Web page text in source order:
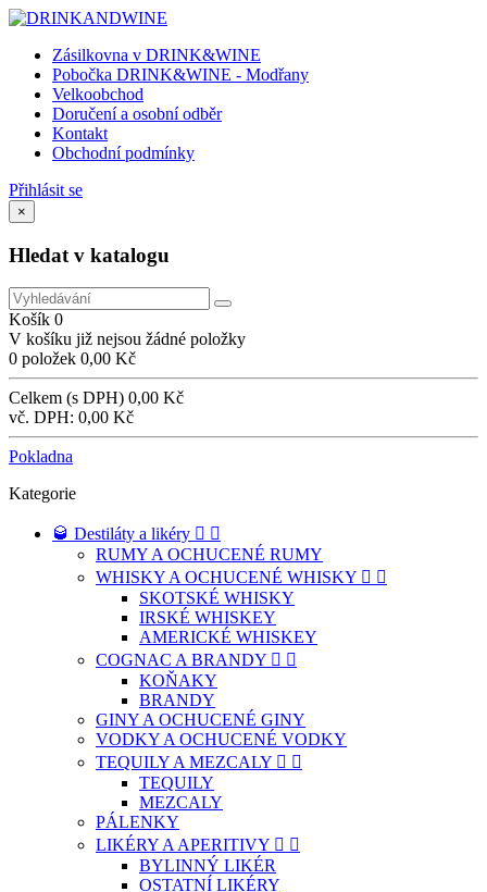
Zásilkovna v DRINK&WINE
Pobočka DRINK&WINE - Modřany
Velkoobchod
Doručení a osobní odběr
Kontakt
Obchodní podmínky
Přihlásit se
×
Hledat v katalogu
Košík 0
V košíku již nejsou žádné položky
0 položek 0,00 Kč
Celkem (s DPH) 0,00 Kč
vč. DPH: 0,00 Kč
Pokladna
Kategorie
🥃 Destiláty a likéry  
RUMY A OCHUCENÉ RUMY
WHISKY A OCHUCENÉ WHISKY  
SKOTSKÉ WHISKY
IRSKÉ WHISKEY
AMERICKÉ WHISKEY
COGNAC A BRANDY  
KOŇAKY
BRANDY
GINY A OCHUCENÉ GINY
VODKY A OCHUCENÉ VODKY
TEQUILY A MEZCALY  
TEQUILY
MEZCALY
PÁLENKY
LIKÉRY A APERITIVY  
BYLINNÝ LIKÉR
OSTATNÍ LIKÉRY